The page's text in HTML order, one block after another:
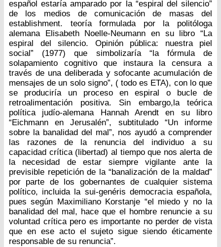
español estaría amparado por la “espiral del silencio”
de los medios de comunicación de masas del
establishment. teoría formulada por la politóloga
alemana Elisabeth Noelle-Neumann en su libro “La
espiral del silencio. Opinión pública: nuestra piel
social” (1977) que simbolizaría “la fórmula de
solapamiento cognitivo que instaura la censura a
través de una deliberada y sofocante acumulación de
mensajes de un solo signo”, ( todo es ETA), con lo que
se produciría un proceso en espiral o bucle de
retroalimentación positiva. Sin embargo,la teórica
política judío-alemana Hannah Arendt en su libro
“Eichmann en Jerusalén”, subtitulado “Un informe
sobre la banalidad del mal”, nos ayudó a comprender
las razones de la renuncia del individuo a su
capacidad crítica (libertad) al tiempo que nos alerta de
la necesidad de estar siempre vigilante ante la
previsible repetición de la “banalización de la maldad”
por parte de los gobernantes de cualquier sistema
político, incluida la sui-genéris democracia española,
pues según Maximiliano Korstanje “el miedo y no la
banalidad del mal, hace que el hombre renuncie a su
voluntad crítica pero es importante no perder de vista
que en ese acto el sujeto sigue siendo éticamente
responsable de su renuncia”.